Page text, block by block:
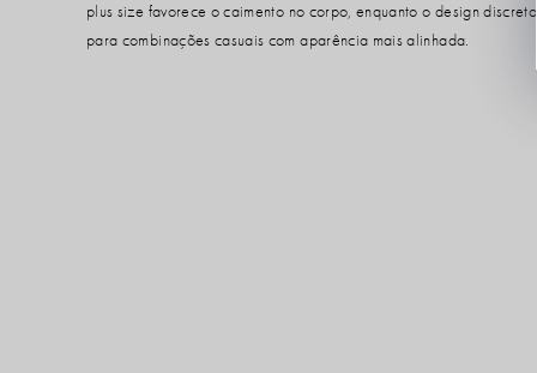
plus size favorece o caimento no corpo, enquanto o design
para combinações casuais com aparência mais alinhada.